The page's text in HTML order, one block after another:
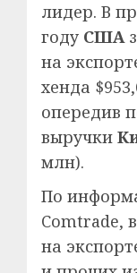
лидер. В
году США
на
хенда
опередив
выручки
млн).
По
Comtrade,
на